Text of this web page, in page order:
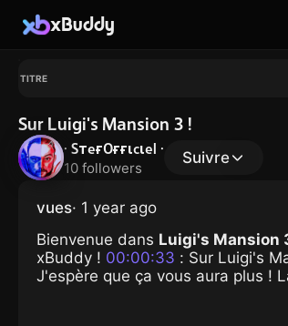
xBuddy
TITRE
Sur Luigi's Mansion 3 !
· SтeғOғғιcιel ·
10 followers
Suivre
vues· 1 year ago
Bienvenue dans Luigi's Mansion
xBuddy ! 00:00:33 : Sur Luigi's
J'espère que ça vous aura plus !